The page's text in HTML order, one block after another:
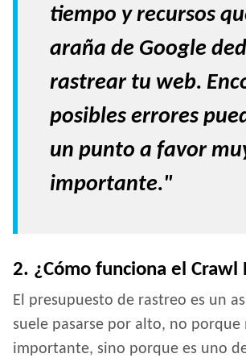
tiempo y recursos
araña de Google
rastrear tu web.
posibles errores
un punto a favor
importante."
2. ¿Cómo funciona el Crawl
El presupuesto de rastreo es un
suele pasarse por alto, no porque
importante, sino porque es uno